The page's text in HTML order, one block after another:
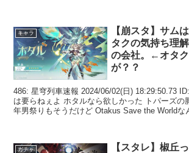
キャラ
【崩スタ】サム
タクの気持ち理
の会社。←オタ
が？？
486: 星穹列車速報 2024/06/02(日) 18:29:50.73
は要らねぇよ ホタルなら欲しかった トパーズの
年男祭りもそうだけど Otakus Save the Worldな
ガチャ
【スタレ】椒丘